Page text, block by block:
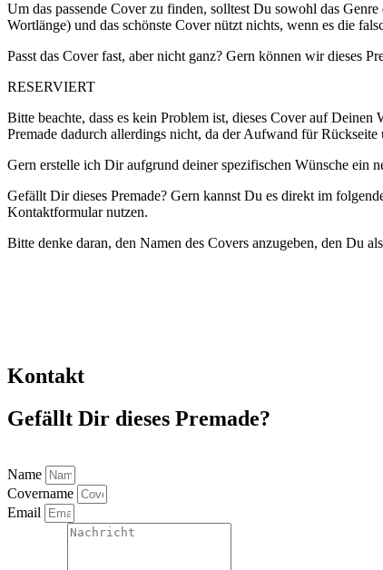
Um das passende Cover zu finden, solltest Du sowohl das
Wortlänge) und das schönste Cover nützt nichts, wenn es die
Passt das Cover fast, aber nicht ganz? Gern können wir dieses
RESERVIERT
Bitte beachte, dass es kein Problem ist, dieses Cover auf
Premade dadurch allerdings nicht, da der Aufwand für
Gern erstelle ich Dir aufgrund deiner spezifischen Wünsche ein
Gefällt Dir dieses Premade? Gern kannst Du es direkt im
Kontaktformular nutzen.
Bitte denke daran, den Namen des Covers anzugeben, den Du
Kontakt
Gefällt Dir dieses Premade?
Name
Covername
Email